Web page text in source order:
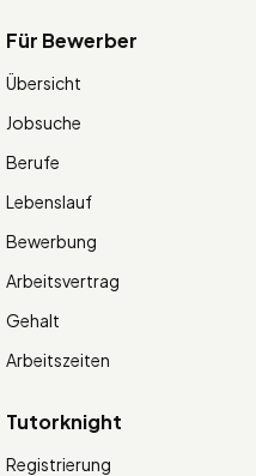
Für Bewerber
Übersicht
Jobsuche
Berufe
Lebenslauf
Bewerbung
Arbeitsvertrag
Gehalt
Arbeitszeiten
Tutorknight
Registrierung